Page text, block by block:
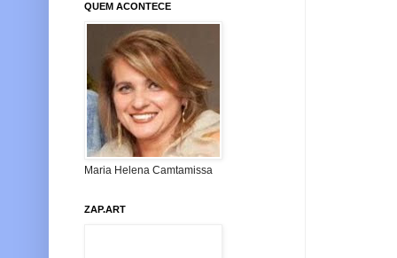
QUEM ACONTECE
Maria Helena Camtamissa
ZAP.ART